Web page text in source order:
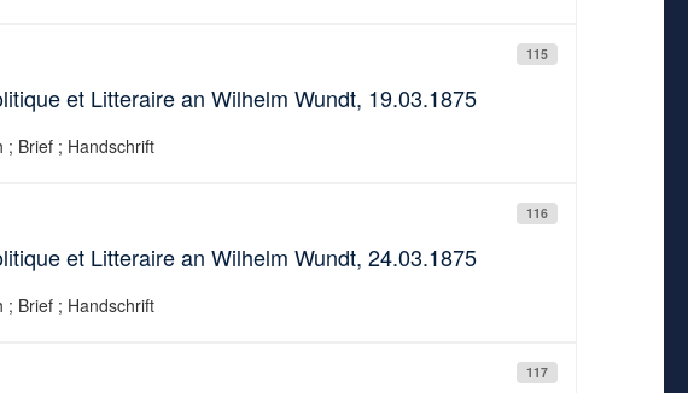
115
et Litteraire an Wilhelm Wundt, 19.03.1875
; Brief ; Handschrift
116
et Litteraire an Wilhelm Wundt, 24.03.1875
; Brief ; Handschrift
117